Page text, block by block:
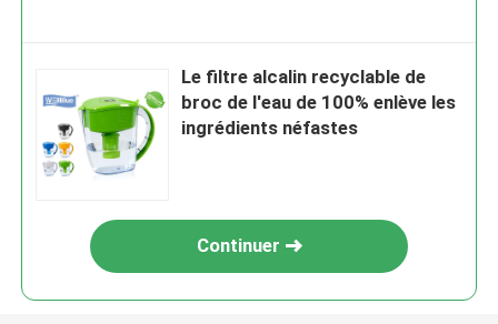
Le filtre alcalin recyclable de
broc de l'eau de 100% enlève les
ingrédients néfastes
Continuer